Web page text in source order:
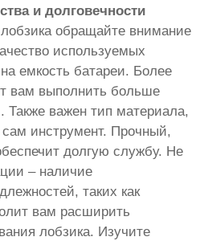
и долговечности
обращайте внимание
используемых
емкость батареи. Более
вам выполнить больше
Также важен тип материала,
сам инструмент. Прочный,
долгую службу. Не
– наличие
таких как
вам расширить
лобзика. Изучите